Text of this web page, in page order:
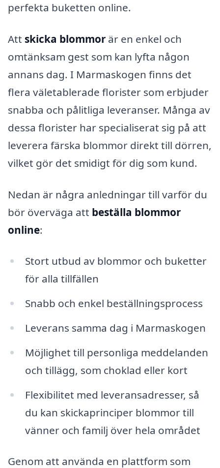
perfekta buketten online.
Att skicka blommor är en enkel och
omtänksam gest som kan lyfta någon
annans dag. I Marmaskogen finns det
flera väletablerade florister som erbjuder
snabba och pålitliga leveranser. Många av
dessa florister har specialiserat sig på att
leverera färska blommor direkt till dörren,
vilket gör det smidigt för dig som kund.
Nedan är några anledningar till varför du
bör överväga att beställa blommor
online:
Stort utbud av blommor och buketter
för alla tillfällen
Snabb och enkel beställningsprocess
Leverans samma dag i Marmaskogen
Möjlighet till personliga meddelanden
och tillägg, som choklad eller kort
Flexibilitet med leveransadresser, så
du kan skickaprinciper blommor till
vänner och familj över hela området
Genom att använda en plattform som